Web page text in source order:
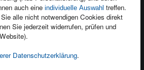
auch eine individuelle Auswahl treffen.
alle nicht notwendigen Cookies direkt
Sie jederzeit widerrufen, prüfen und
Datenschutzerklärung.